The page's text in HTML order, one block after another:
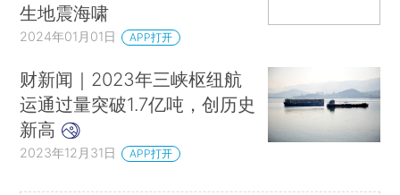
生地震海啸
2024年01月01日 APP打开
财新闻｜2023年三峡枢纽航
运通过量突破1.7亿吨，创历史
新高
2023年12月31日 APP打开